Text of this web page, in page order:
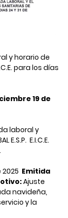
y horario de
para los días
19 de
laboral y
E.I.C.E.
Emitida
Ajuste
navideña,
y la